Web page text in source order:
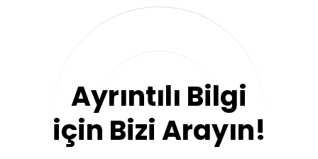
Ayrıntılı Bilgi
için Bizi Arayın!